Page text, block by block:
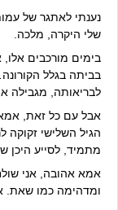
נענתי לאתגר של
שלי היקרה, מלכה.
בימים מורכבים
בביתה בגלל
לבריאותה, מגבילה
אבל עם כל זאת, אמא
הגיל השלישי זקוקה
מתמיד, לסייע היכן
אמא אהובה, אני
ומדהימה כמו שאת.